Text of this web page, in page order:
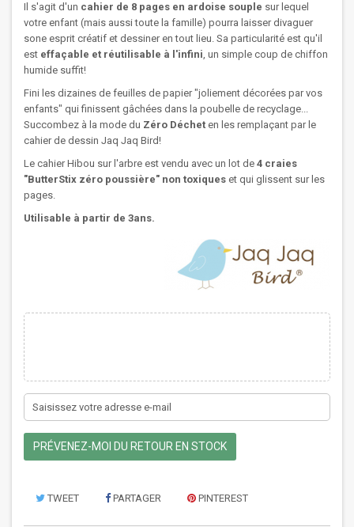
Il s'agit d'un cahier de 8 pages en ardoise souple sur lequel
votre enfant (mais aussi toute la famille) pourra laisser divaguer
sone esprit créatif et dessiner en tout lieu. Sa particularité est qu'il
est effaçable et réutilisable à l'infini, un simple coup de chiffon
humide suffit!
Fini les dizaines de feuilles de papier "joliement décorées par vos
enfants" qui finissent gâchées dans la poubelle de recyclage...
Succombez à la mode du Zéro Déchet en les remplaçant par le
cahier de dessin Jaq Jaq Bird!
Le cahier Hibou sur l'arbre est vendu avec un lot de 4 craies
"ButterStix zéro poussière" non toxiques et qui glissent sur les
pages.
Utilisable à partir de 3ans.
PRÉVENEZ-MOI DU RETOUR EN STOCK
TWEET PARTAGER PINTEREST